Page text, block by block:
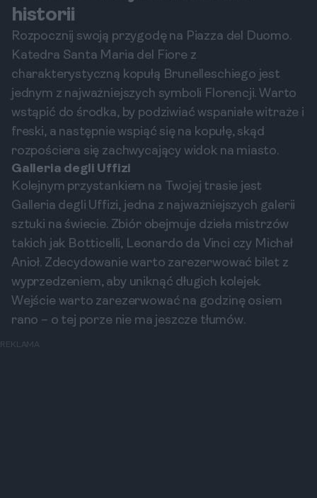
historii
Rozpocznij swoją przygodę na Piazza del Duomo.
Katedra Santa Maria del Fiore z
charakterystyczną kopułą Brunelleschiego jest
jednym z najważniejszych symboli Florencji. Warto
wstąpić do środka, by podziwiać wspaniałe witraże i
freski, a następnie wspiąć się na kopułę, skąd
rozpościera się zachwycający widok na miasto.
Galleria degli Uffizi
Kolejnym przystankiem na Twojej trasie jest
Galleria degli Uffizi, jedna z najważniejszych galerii
sztuki na świecie. Zbiór obejmuje dzieła mistrzów
takich jak Botticelli, Leonardo da Vinci czy Michał
Anioł. Zdecydowanie warto zarezerwować bilet z
wyprzedzeniem, aby uniknąć długich kolejek.
Wejście warto zarezerwować na godzinę osiem
rano – o tej porze nie ma jeszcze tłumów.
REKLAMA